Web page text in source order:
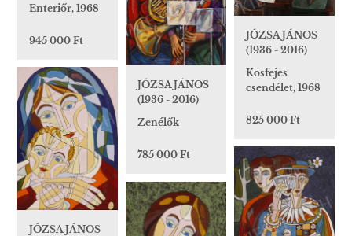
Enteriőr, 1968
945 000 Ft
JÓZSA JÁNOS
(1936 - 2016)
Zenélők
785 000 Ft
JÓZSA JÁNOS
(1936 - 2016)
Kosfejes
csendélet, 1968
825 000 Ft
JÓZSA JÁNOS